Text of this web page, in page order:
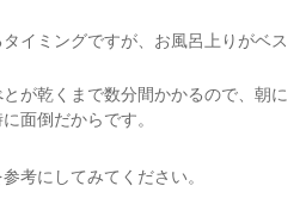
イミングですが、お風呂上りがベス
が乾くまで数分間かかるので、朝に
面倒だからです。
考にしてみてください。